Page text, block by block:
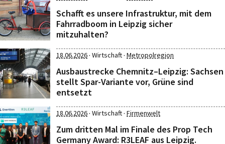
Schafft es unsere Infrastruktur, mit dem
Fahrradboom in Leipzig sicher
mitzuhalten?
18.06.2026· Wirtschaft· Metropolregion
Ausbaustrecke Chemnitz–Leipzig: Sachsen
stellt Spar-Variante vor, Grüne sind
entsetzt
18.06.2026· Wirtschaft· Firmenwelt
Zum dritten Mal im Finale des Prop Tech
Germany Award: R3LEAF aus Leipzig.